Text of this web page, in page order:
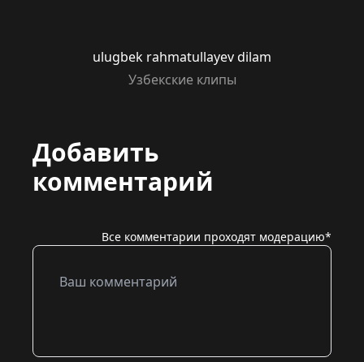
ulugbek rahmatullayev dilam
Узбекские клипы
Добавить
комментарий
Все комментарии проходят модерацию*